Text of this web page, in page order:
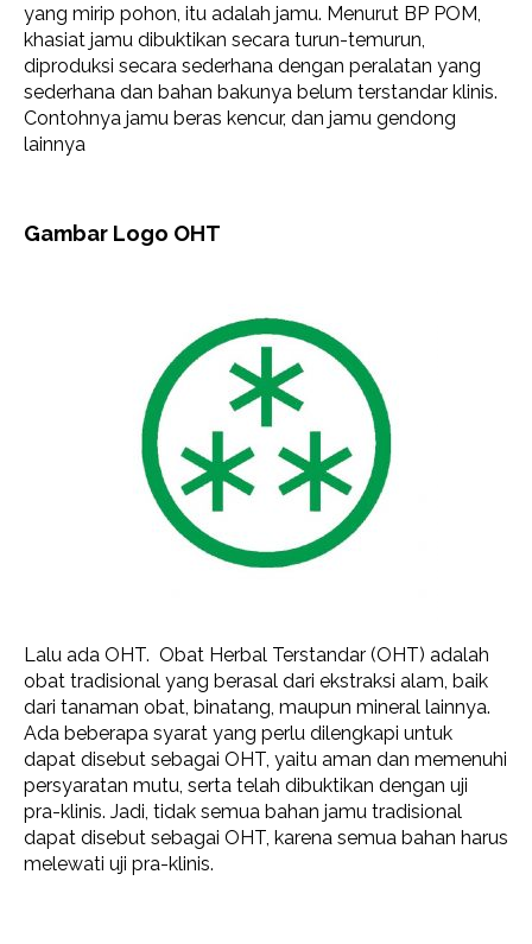
yang mirip pohon, itu adalah jamu. Menurut BP POM,
khasiat jamu dibuktikan secara turun-temurun,
diproduksi secara sederhana dengan peralatan yang
sederhana dan bahan bakunya belum terstandar klinis.
Contohnya jamu beras kencur, dan jamu gendong
lainnya
Gambar Logo OHT
Lalu ada OHT. Obat Herbal Terstandar (OHT) adalah
obat tradisional yang berasal dari ekstraksi alam, baik
dari tanaman obat, binatang, maupun mineral lainnya.
Ada beberapa syarat yang perlu dilengkapi untuk
dapat disebut sebagai OHT, yaitu aman dan memenuhi
persyaratan mutu, serta telah dibuktikan dengan uji
pra-klinis. Jadi, tidak semua bahan jamu tradisional
dapat disebut sebagai OHT, karena semua bahan harus
melewati uji pra-klinis.